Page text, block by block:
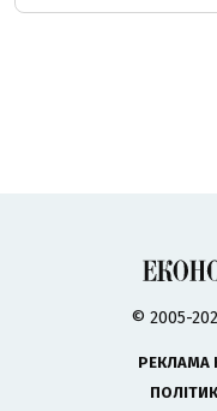
© 2005-
РЕКЛАМА